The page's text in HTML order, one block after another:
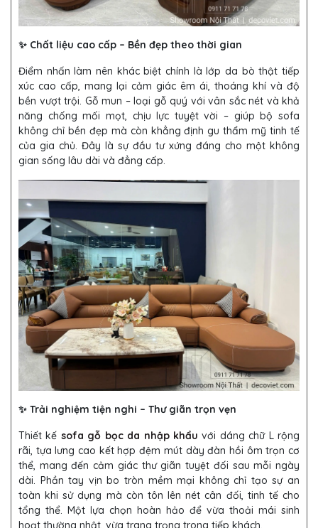
✨ Chất liệu cao cấp – Bền đẹp theo thời gian
Điểm nhấn làm nên khác biệt chính là lớp da bò thật tiếp
xúc cao cấp, mang lại cảm giác êm ái, thoáng khí và độ
bền vượt trội. Gỗ mun – loại gỗ quý với vân sắc nét và khả
năng chống mối mọt, chịu lực tuyệt vời – giúp bộ sofa
không chỉ bền đẹp mà còn khẳng định gu thẩm mỹ tinh tế
của gia chủ. Đây là sự đầu tư xứng đáng cho một không
gian sống lâu dài và đẳng cấp.
✨ Trải nghiệm tiện nghi – Thư giãn trọn vẹn
Thiết kế sofa gỗ bọc da nhập khẩu với dáng chữ L rộng
rãi, tựa lưng cao kết hợp đệm mút dày đàn hồi ôm trọn cơ
thể, mang đến cảm giác thư giãn tuyệt đối sau mỗi ngày
dài. Phần tay vịn bo tròn mềm mại không chỉ tạo sự an
toàn khi sử dụng mà còn tôn lên nét cân đối, tinh tế cho
tổng thể. Một lựa chọn hoàn hảo để vừa thoải mái sinh
hoạt thường nhật, vừa trang trọng trong tiếp khách.